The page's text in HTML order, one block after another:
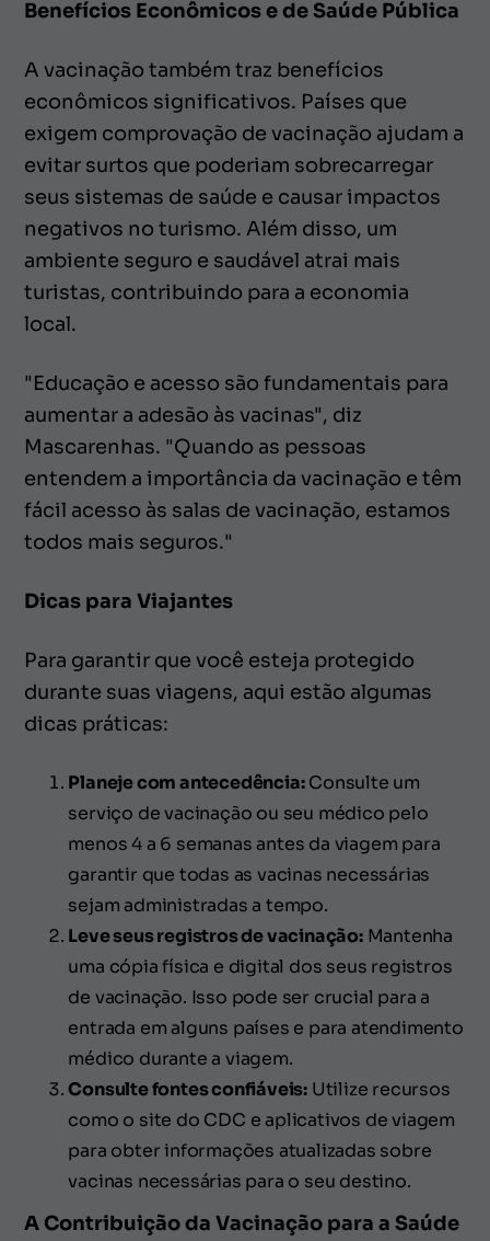
Benefícios Econômicos e de Saúde Pública
A vacinação também traz benefícios
econômicos significativos. Países que
exigem comprovação de vacinação ajudam a
evitar surtos que poderiam sobrecarregar
seus sistemas de saúde e causar impactos
negativos no turismo. Além disso, um
ambiente seguro e saudável atrai mais
turistas, contribuindo para a economia
local.
"Educação e acesso são fundamentais para
aumentar a adesão às vacinas", diz
Mascarenhas. "Quando as pessoas
entendem a importância da vacinação e têm
fácil acesso às salas de vacinação, estamos
todos mais seguros."
Dicas para Viajantes
Para garantir que você esteja protegido
durante suas viagens, aqui estão algumas
dicas práticas:
Planeje com antecedência:Consulte um
serviço de vacinação ou seu médico pelo
menos 4 a 6 semanas antes da viagem para
garantir que todas as vacinas necessárias
sejam administradas a tempo.
Leve seus registros de vacinação:Mantenha
uma cópia física e digital dos seus registros
de vacinação. Isso pode ser crucial para a
entrada em alguns países e para atendimento
médico durante a viagem.
Consulte fontes confiáveis: Utilize recursos
como o site do CDC e aplicativos de viagem
para obter informações atualizadas sobre
vacinas necessárias para o seu destino.
A Contribuição da Vacinação para a Saúde